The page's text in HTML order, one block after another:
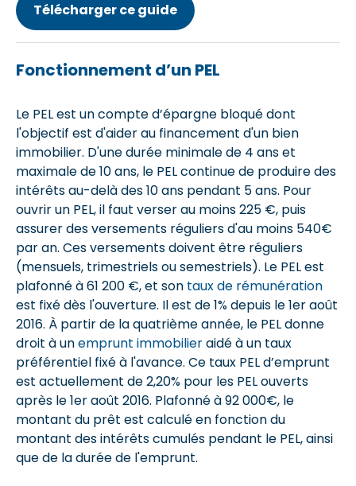
Télécharger ce guide
Fonctionnement d’un PEL
Le PEL est un compte d’épargne bloqué dont
l'objectif est d'aider au financement d'un bien
immobilier. D'une durée minimale de 4 ans et
maximale de 10 ans, le PEL continue de produire des
intérêts au-delà des 10 ans pendant 5 ans. Pour
ouvrir un PEL, il faut verser au moins 225 €, puis
assurer des versements réguliers d'au moins 540€
par an. Ces versements doivent être réguliers
(mensuels, trimestriels ou semestriels). Le PEL est
plafonné à 61 200 €, et son taux de rémunération
est fixé dès l'ouverture. Il est de 1% depuis le 1er août
2016. À partir de la quatrième année, le PEL donne
droit à unemprunt immobilieraidé à un taux
préférentiel fixé à l'avance. Ce taux PEL d’emprunt
est actuellement de 2,20% pour les PEL ouverts
après le 1er août 2016. Plafonné à 92 000€, le
montant du prêt est calculé en fonction du
montant des intérêts cumulés pendant le PEL, ainsi
que de la durée de l'emprunt.